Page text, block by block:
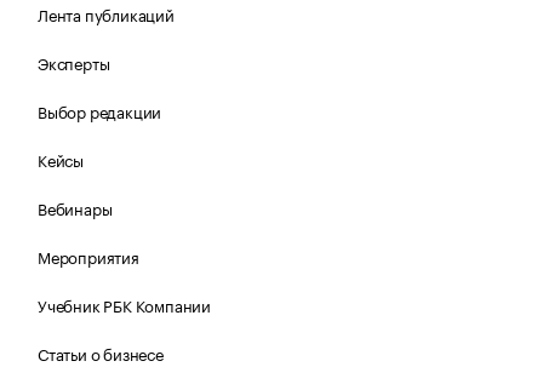
Лента публикаций
Эксперты
Выбор редакции
Кейсы
Вебинары
Мероприятия
Учебник РБК Компании
Статьи о бизнесе